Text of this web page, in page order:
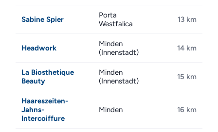
Sabine Spier
Porta
Westfalica
13 km
Headwork
Minden
(Innenstadt)
14 km
La Biosthetique
Beauty
Minden
(Innenstadt)
15 km
Haareszeiten-
Jahns-
Intercoiffure
Minden 16 km